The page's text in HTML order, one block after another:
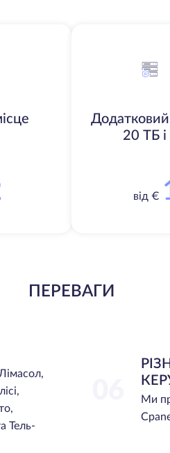
Додатковий
20 ТБ
від €
ПЕРЕВАГИ
Тель-
Ми